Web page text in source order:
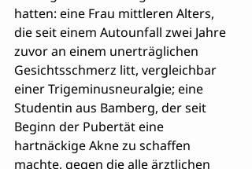
hatten: eine Frau mittleren Alters,
die seit einem Autounfall zwei Jahre
zuvor an einem unerträglichen
Gesichtsschmerz litt, vergleichbar
einer Trigeminusneuralgie; eine
Studentin aus Bamberg, der seit
Beginn der Pubertät eine
hartnäckige Akne zu schaffen
machte, gegen die alle ärztlichen